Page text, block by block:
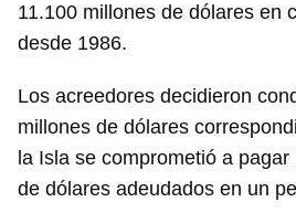
11.100 millones de dólares en
desde 1986.
Los acreedores decidieron
millones de dólares
la Isla se comprometió a
de dólares adeudados en un